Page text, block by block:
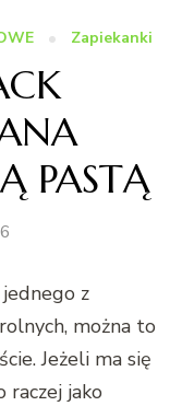
Zapiekanki
PASTĄ
z
można to
Jeżeli ma się
raczej jako